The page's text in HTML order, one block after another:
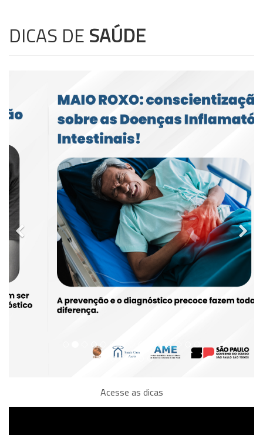
DICAS DE SAÚDE
Acesse as dicas